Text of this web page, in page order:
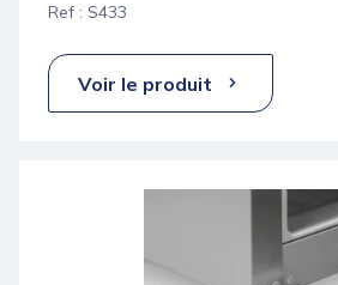
Ref : S433
Voir le produit